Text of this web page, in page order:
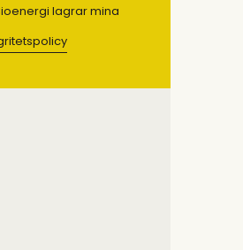
lagrar mina